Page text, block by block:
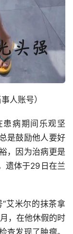
人账号）
病期间乐观坚
是鼓励他人要好
，因为治病更是
遗体于29日在兰
艾米尔的抹茶拿
，在他休假的时